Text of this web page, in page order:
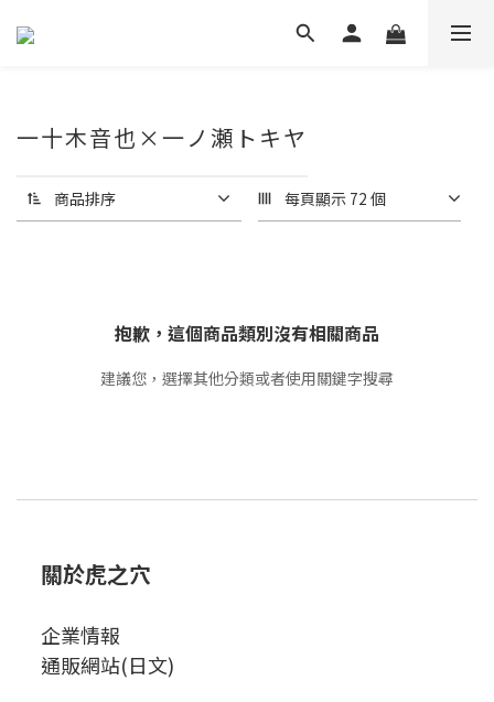
一十木音也×一ノ瀬トキヤ
商品排序 每頁顯示 72 個
抱歉，這個商品類別沒有相關商品
建議您，選擇其他分類或者使用關鍵字搜尋
關於虎之穴
企業情報
通販網站(日文)